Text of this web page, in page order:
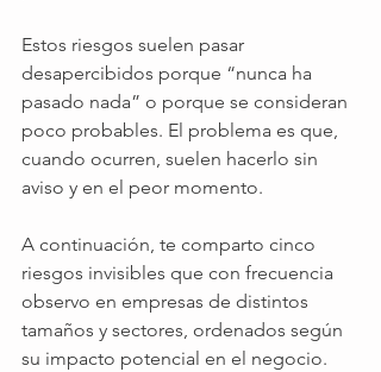
Estos riesgos suelen pasar
desapercibidos porque “nunca ha
pasado nada” o porque se consideran
poco probables. El problema es que,
cuando ocurren, suelen hacerlo sin
aviso y en el peor momento.
A continuación, te comparto cinco
riesgos invisibles que con frecuencia
observo en empresas de distintos
tamaños y sectores, ordenados según
su impacto potencial en el negocio.